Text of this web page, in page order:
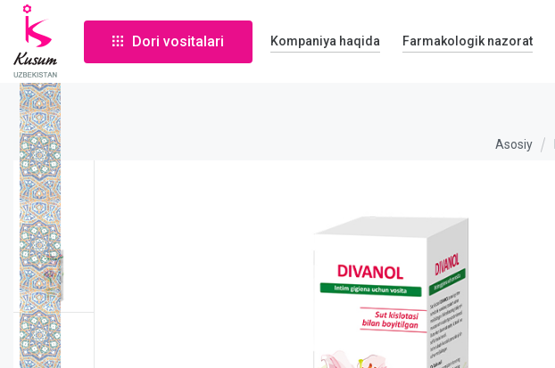
Dori vositalari Kompaniya haqida Farmakologik nazorat
Asosiy